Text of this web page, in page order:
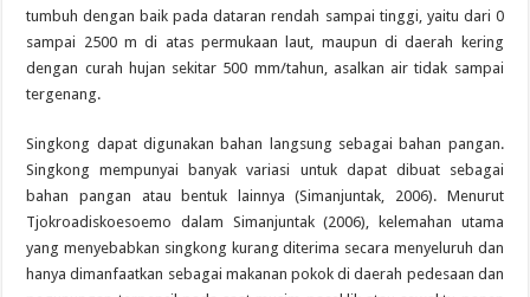
tumbuh dengan baik pada dataran rendah sampai tinggi, yaitu dari 0
sampai 2500 m di atas permukaan laut, maupun di daerah kering
dengan curah hujan sekitar 500 mm/tahun, asalkan air tidak sampai
tergenang.
Singkong dapat digunakan bahan langsung sebagai bahan pangan.
Singkong mempunyai banyak variasi untuk dapat dibuat sebagai
bahan pangan atau bentuk lainnya (Simanjuntak, 2006). Menurut
Tjokroadiskoesoemo dalam Simanjuntak (2006), kelemahan utama
yang menyebabkan singkong kurang diterima secara menyeluruh dan
hanya dimanfaatkan sebagai makanan pokok di daerah pedesaan dan